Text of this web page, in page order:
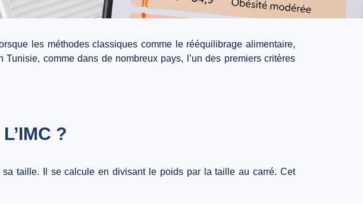
les méthodes classiques comme le rééquilibrage alimentaire,
comme dans de nombreux pays, l’un des premiers critères
?
sa taille. Il se calcule en divisant le poids par la taille au carré. Cet